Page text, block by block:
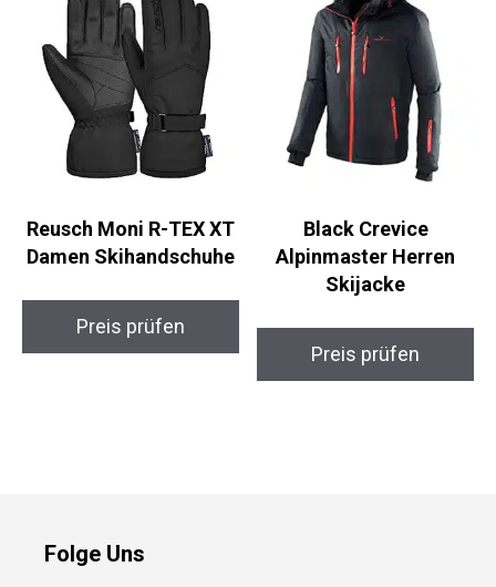
Reusch Moni R-TEX XT
Damen Skihandschuhe
Preis prüfen
Black Crevice
Alpinmaster Herren
Skijacke
Preis prüfen
Folge Uns